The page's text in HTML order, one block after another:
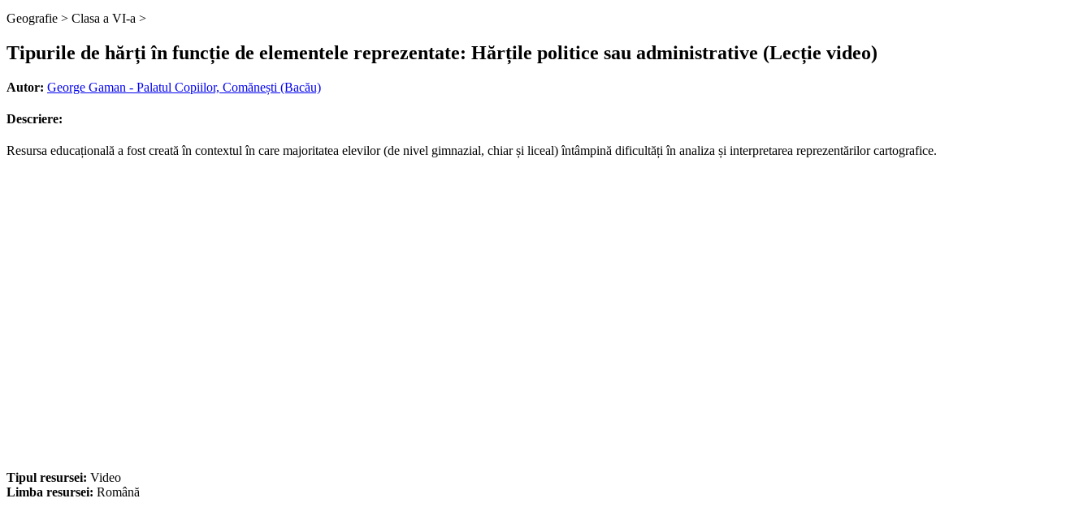
Geografie > Clasa a VI-a >
Tipurile de hărți în funcție de elementele reprezentate: Hărțile politice sau administrative (Lecție video)
Autor: George Gaman - Palatul Copiilor, Comănești (Bacău)
Descriere:
Resursa educațională a fost creată în contextul în care majoritatea elevilor (de nivel gimnazial, chiar și liceal) întâmpină dificultăți în analiza și interpretarea reprezentărilor cartografice.
Tipul resursei: Video
Limba resursei: Română